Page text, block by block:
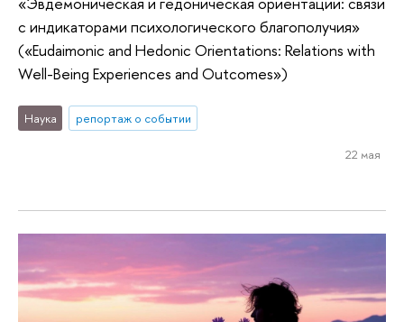
с индикаторами психологического благополучия»
(«Eudaimonic and Hedonic Orientations: Relations with
Well-Being Experiences and Outcomes»)
Наука репортаж о событии
22 мая